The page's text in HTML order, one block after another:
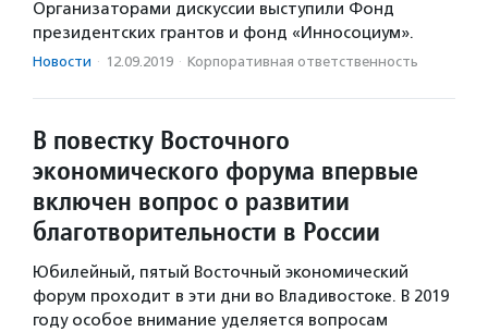
Организаторами дискуссии выступили Фонд
президентских грантов и фонд «Инносоциум».
Новости · 12.09.2019 · Корпоративная ответственность
В повестку Восточного
экономического форума впервые
включен вопрос о развитии
благотворительности в России
Юбилейный, пятый Восточный экономический
форум проходит в эти дни во Владивостоке. В 2019
году особое внимание уделяется вопросам